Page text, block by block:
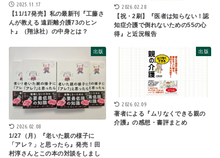
2025.11.17
【11/17発売】私の最新刊『工藤さ
んが教える 遠距離介護73のヒン
ト』（翔泳社）の中身とは？
2026.02.28
【祝・2刷】『医者は知らない！認
知症介護で倒れないための55の心
得』と近況報告
出版
2026.02.08
1/27（月）『老いた親の様子に
「アレ？」と思ったら』発売！田
村淳さんとこの本の対談をしまし
出版
2026.02.09
著者による『ムリなくできる親の
介護』の感想・書評まとめ